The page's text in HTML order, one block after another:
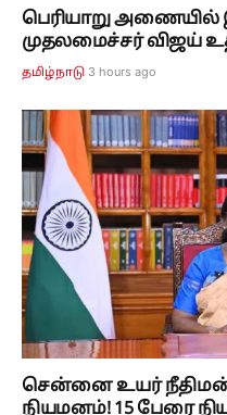
பெரியாறு அணையில்
முதலமைச்சர் விஜய்
தமிழ்நாடு 3 hours ago
சென்னை உயர் நீதிமன்ற
நியமனம்! 15 பேரை